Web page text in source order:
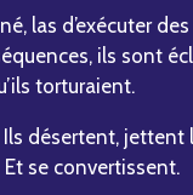
las d’exécuter
ils sont
torturaient.
désertent, jettent
se convertissent.